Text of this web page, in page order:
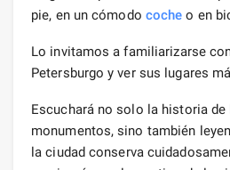
pie, en un cómodo coche o en
Lo invitamos a familiarizarse
Petersburgo y ver sus lugares
Escuchará no solo la historia de
monumentos, sino también
la ciudad conserva